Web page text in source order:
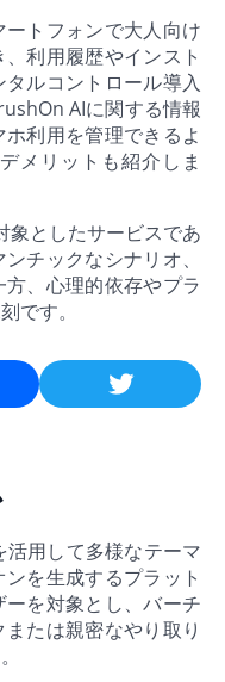
トフォンで大人向け
利用履歴やインスト
ルコントロール導入
AIに関する情報
利用を管理できるよ
メリットも紹介しま
象としたサービスであ
チックなシナリオ、
、心理的依存やプラ
です。
用して多様なテーマ
を生成するプラット
を対象とし、バーチ
たは親密なやり取り